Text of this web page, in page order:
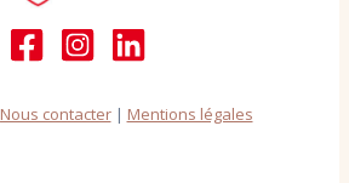
Nous contacter| Mentions légales